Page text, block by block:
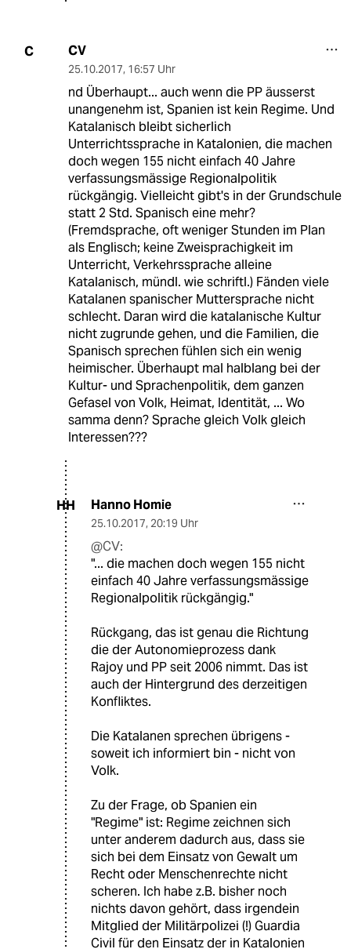
C CV
25.10.2017, 16:57 Uhr
nd Überhaupt... auch wenn die PP äusserst
unangenehm ist, Spanien ist kein Regime. Und
Katalanisch bleibt sicherlich
Unterrichtssprache in Katalonien, die machen
doch wegen 155 nicht einfach 40 Jahre
verfassungsmässige Regionalpolitik
rückgängig. Vielleicht gibt's in der Grundschule
statt 2 Std. Spanisch eine mehr?
(Fremdsprache, oft weniger Stunden im Plan
als Englisch; keine Zweisprachigkeit im
Unterricht, Verkehrssprache alleine
Katalanisch, mündl. wie schriftl.) Fänden viele
Katalanen spanischer Muttersprache nicht
schlecht. Daran wird die katalanische Kultur
nicht zugrunde gehen, und die Familien, die
Spanisch sprechen fühlen sich ein wenig
heimischer. Überhaupt mal halblang bei der
Kultur- und Sprachenpolitik, dem ganzen
Gefasel von Volk, Heimat, Identität, ... Wo
samma denn? Sprache gleich Volk gleich
Interessen???
HH Hanno Homie
25.10.2017, 20:19 Uhr
@CV:
"... die machen doch wegen 155 nicht
einfach 40 Jahre verfassungsmässige
Regionalpolitik rückgängig."
Rückgang, das ist genau die Richtung
die der Autonomieprozess dank
Rajoy und PP seit 2006 nimmt. Das ist
auch der Hintergrund des derzeitigen
Konfliktes.
Die Katalanen sprechen übrigens -
soweit ich informiert bin - nicht von
Volk.
Zu der Frage, ob Spanien ein
"Regime" ist: Regime zeichnen sich
unter anderem dadurch aus, dass sie
sich bei dem Einsatz von Gewalt um
Recht oder Menschenrechte nicht
scheren. Ich habe z.B. bisher noch
nichts davon gehört, dass irgendein
Mitglied der Militärpolizei (!) Guardia
Civil für den Einsatz der in Katalonien